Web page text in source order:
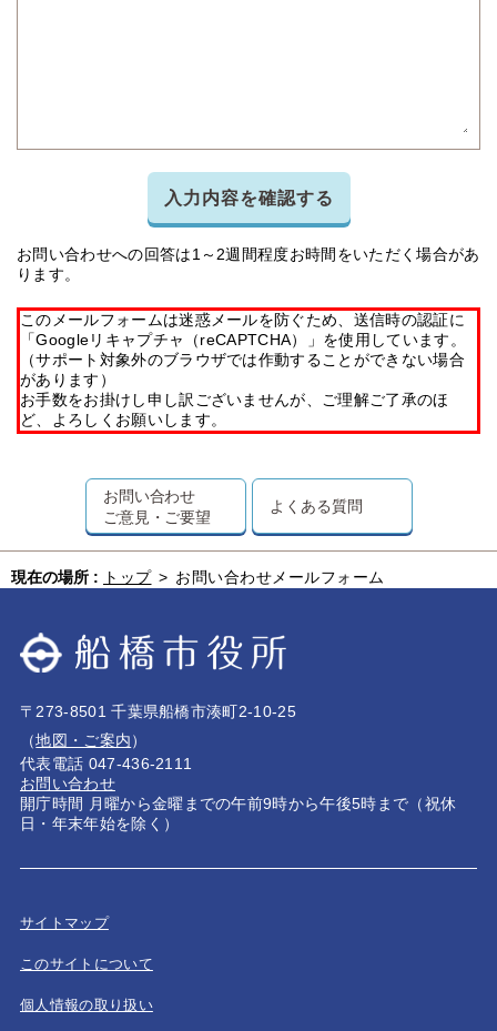
入力内容を確認する
お問い合わせへの回答は1～2週間程度お時間をいただく場合があ
ります。
このメールフォームは迷惑メールを防ぐため、送信時の認証に
「Googleリキャプチャ（reCAPTCHA）」を使用しています。
（サポート対象外のブラウザでは作動することができない場合
があります）
お手数をお掛けし申し訳ございませんが、ご理解ご了承のほ
ど、よろしくお願いします。
お問い合わせ
ご意見・ご要望
よくある質問
現在の場所 : トップ > お問い合わせメールフォーム
〒273-8501 千葉県船橋市湊町2-10-25
（地図・ご案内）
代表電話 047-436-2111
お問い合わせ
開庁時間 月曜から金曜までの午前9時から午後5時まで（祝休
日・年末年始を除く）
サイトマップ
このサイトについて
個人情報の取り扱い